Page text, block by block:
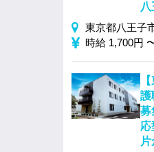
東京都八王子
時給 1,700円
護
募
応